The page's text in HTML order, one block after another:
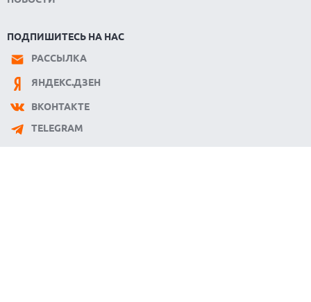
ПОДПИШИТЕСЬ НА НАС
РАССЫЛКА
ЯНДЕКС.ДЗЕН
ВКОНТАКТЕ
TELEGRAM